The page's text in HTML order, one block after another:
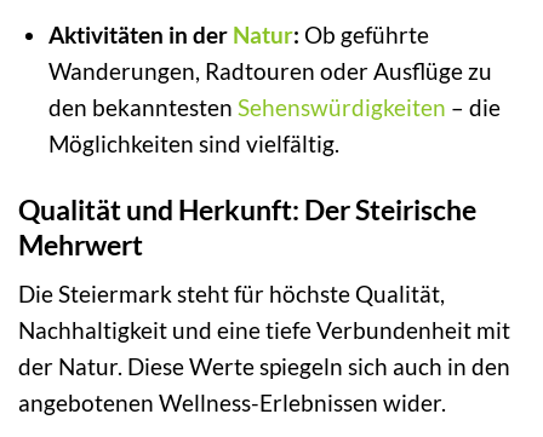
Aktivitäten in der Natur: Ob geführte
Wanderungen, Radtouren oder Ausflüge zu
den bekanntesten Sehenswürdigkeiten – die
Möglichkeiten sind vielfältig.
Qualität und Herkunft: Der Steirische
Mehrwert
Die Steiermark steht für höchste Qualität,
Nachhaltigkeit und eine tiefe Verbundenheit mit
der Natur. Diese Werte spiegeln sich auch in den
angebotenen Wellness-Erlebnissen wider.